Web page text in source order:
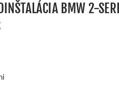
BMW 2-